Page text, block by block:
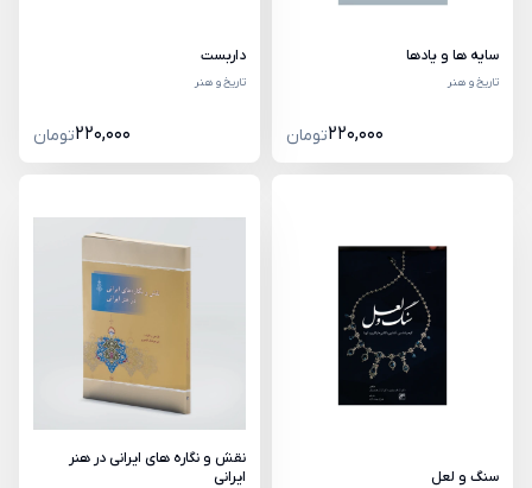
سایه ها و یادها
تاریخ و هنر
220,000تومان
داربست
تاریخ و هنر
220,000تومان
سنگ و لعل
نقش و نگاره های ایرانی در هنر
ایرانی